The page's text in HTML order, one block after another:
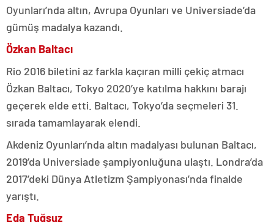
Oyunları’nda altın, Avrupa Oyunları ve Universiade’da
gümüş madalya kazandı.
Özkan Baltacı
Rio 2016 biletini az farkla kaçıran milli çekiç atmacı
Özkan Baltacı, Tokyo 2020’ye katılma hakkını barajı
geçerek elde etti. Baltacı, Tokyo’da seçmeleri 31.
sırada tamamlayarak elendi.
Akdeniz Oyunları’nda altın madalyası bulunan Baltacı,
2019’da Universiade şampiyonluğuna ulaştı. Londra’da
2017’deki Dünya Atletizm Şampiyonası’nda finalde
yarıştı.
Eda Tuğsuz